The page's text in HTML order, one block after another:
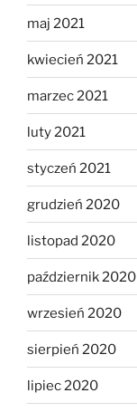
maj 2021
kwiecień 2021
marzec 2021
luty 2021
styczeń 2021
grudzień 2020
listopad 2020
październik 2020
wrzesień 2020
sierpień 2020
lipiec 2020